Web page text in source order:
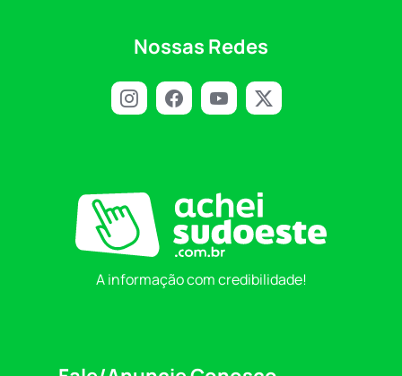
Nossas Redes
A informação com credibilidade!